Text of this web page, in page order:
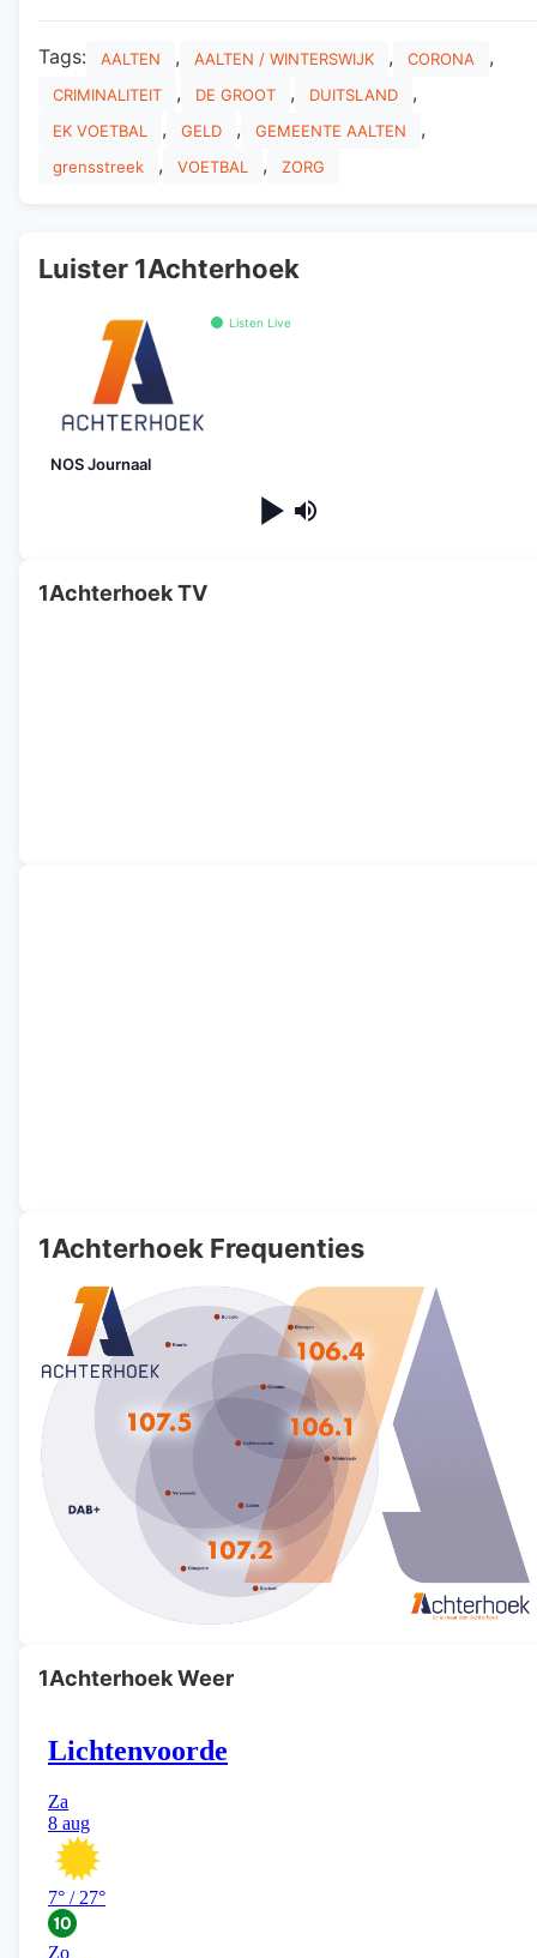
Tags: AALTEN , AALTEN / WINTERSWIJK , CORONA ,
CRIMINALITEIT , DE GROOT , DUITSLAND ,
EK VOETBAL , GELD , GEMEENTE AALTEN ,
grensstreek , VOETBAL , ZORG
Luister 1Achterhoek
Listen Live
NOS Journaal
1Achterhoek TV
1Achterhoek Frequenties
1Achterhoek Weer